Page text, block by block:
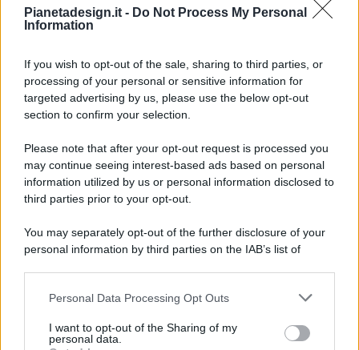
Pianetadesign.it - Do Not Process My Personal
Information
If you wish to opt-out of the sale, sharing to third parties, or
processing of your personal or sensitive information for
targeted advertising by us, please use the below opt-out
section to confirm your selection.
Please note that after your opt-out request is processed you
may continue seeing interest-based ads based on personal
information utilized by us or personal information disclosed to
third parties prior to your opt-out.
You may separately opt-out of the further disclosure of your
personal information by third parties on the IAB’s list of
This information may also be disclosed by us to third parties
disclose it to other third parties.
Personal Data Processing Opt Outs
I want to opt-out of the Sharing of my
personal data.
© 2026 - Pianeta Design - P.IVA 04827280654 - Testata
Registrata Al Tribunale Di Nocera Inferiore N. 8/2020 - RG N.
ISCRIZIONE AL ROC N. 35792 – ISCRITTA ALL’ANSO
(ASSOCIAZIONE NAZIONALE STAMPA ONLINE)
PREFERENZE PRIVACY